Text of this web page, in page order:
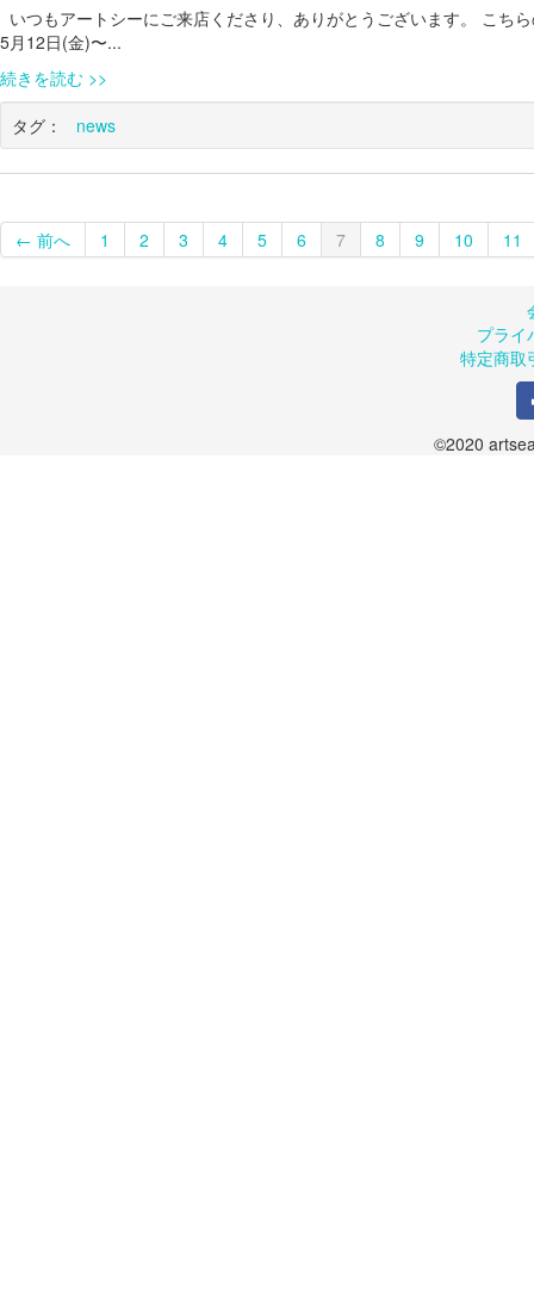
いつもアートシーにご来店くださり、ありがとうございます。 こ
5月12日(金)〜...
続きを読む
タグ：
news
← 前へ 1 2 3 4 5 6 7 8 9 10 11
プライ
特定商取
©2020